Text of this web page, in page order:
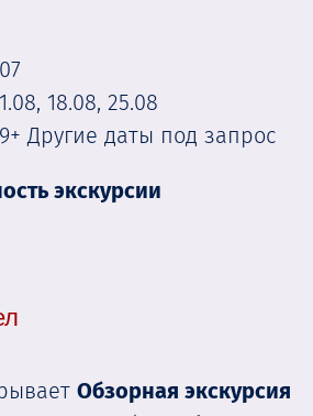
18.08, 25.08
Другие даты под запрос
экскурсии
Обзорная экскурсия